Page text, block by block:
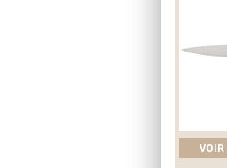
VOIR